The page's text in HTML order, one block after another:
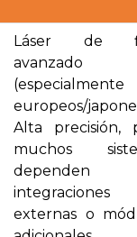
Láser de
avanzado
(especialmente
europeos/
Alta precisión,
muchos
dependen
integraciones
externas o